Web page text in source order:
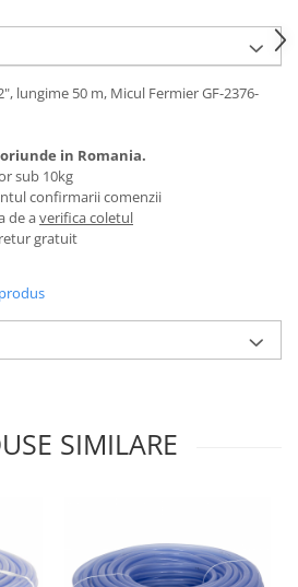
de tuns
lungime 50 m, Micul Fermier GF-2376-
oriunde in Romania.
sub 10kg
confirmarii comenzii
de averifica coletul
gratuit
SIMILARE